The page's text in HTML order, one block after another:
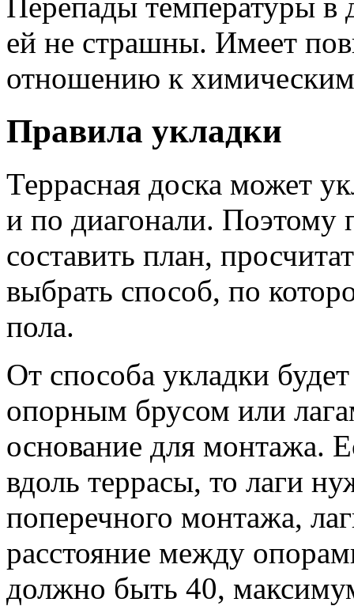
ей не страшны. Имеет
отношению к
Правила укладки
Террасная доска может
и по диагонали. Поэтому
составить план,
выбрать способ, по
пола.
От способа укладки
опорным брусом или
основание для монтажа.
вдоль террасы, то лаги
поперечного монтажа,
расстояние между
должно быть 40,